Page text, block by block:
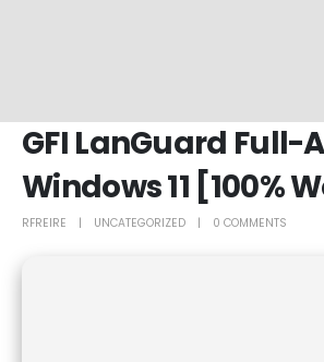
GFI LanGuard
Windows 11 [100%
RFREIRE UNCATEGORIZED 0 COMMENTS